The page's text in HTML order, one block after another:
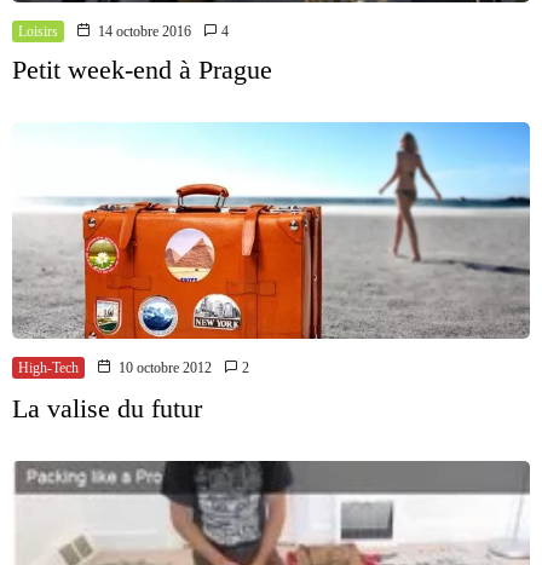
Loisirs 14 octobre 2016 4
Petit week-end à Prague
High-Tech 10 octobre 2012 2
La valise du futur